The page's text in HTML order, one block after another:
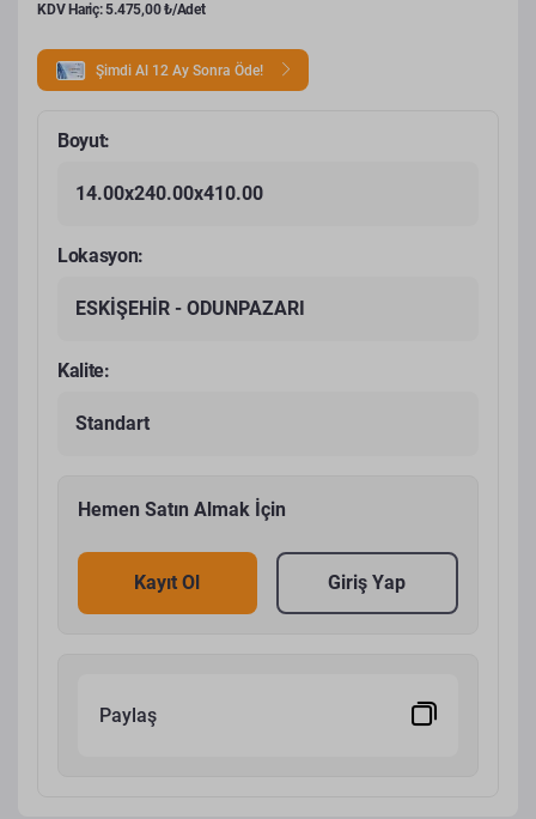
KDV Hariç: 5.475,00 ₺/Adet
Şimdi Al 12 Ay Sonra Öde!
Boyut:
14.00x240.00x410.00
Lokasyon:
ESKİŞEHİR - ODUNPAZARI
Kalite:
Standart
Hemen Satın Almak İçin
Kayıt Ol Giriş Yap
Paylaş